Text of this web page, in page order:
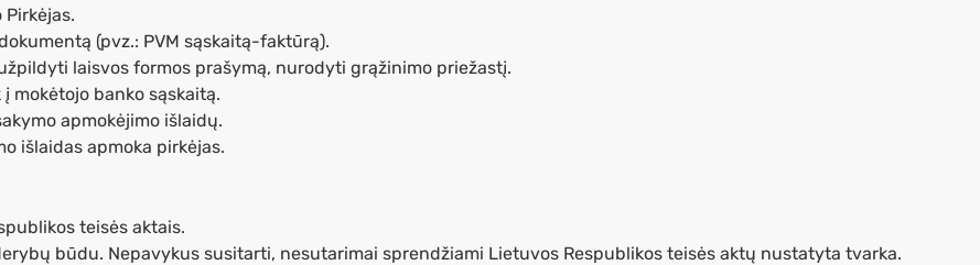
(pvz.: PVM sąskaitą-faktūrą).
laisvos formos prašymą, nurodyti grąžinimo priežastį.
mokėtojo banko sąskaitą.
apmokėjimo išlaidų.
išlaidas apmoka pirkėjas.
teisės aktais.
būdu. Nepavykus susitarti, nesutarimai sprendžiami Lietuvos Respublikos teisės aktų nustatyta tvarka.